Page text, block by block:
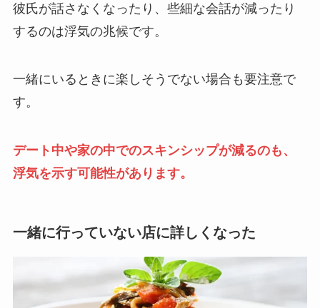
彼氏が話さなくなったり、些細な会話が減ったり
するのは浮気の兆候です。
一緒にいるときに楽しそうでない場合も要注意で
す。
デート中や家の中でのスキンシップが減るのも、
浮気を示す可能性があります。
一緒に行っていない店に詳しくなった